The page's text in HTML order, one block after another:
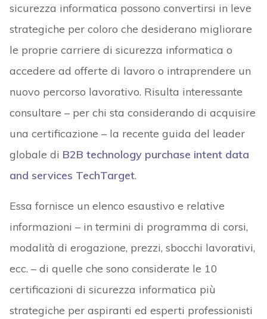
sicurezza informatica possono convertirsi in leve
strategiche per coloro che desiderano migliorare
le proprie carriere di sicurezza informatica o
accedere ad offerte di lavoro o intraprendere un
nuovo percorso lavorativo. Risulta interessante
consultare – per chi sta considerando di acquisire
una certificazione – la recente guida del leader
globale di B2B technology purchase intent data
and services TechTarget.
Essa fornisce un elenco esaustivo e relative
informazioni – in termini di programma di corsi,
modalità di erogazione, prezzi, sbocchi lavorativi,
ecc. – di quelle che sono considerate le 10
certificazioni di sicurezza informatica più
strategiche per aspiranti ed esperti professionisti